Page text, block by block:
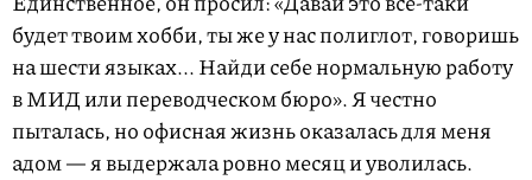
будет твоим хобби, ты же у нас полиглот, говоришь
на шести языках... Найди себе нормальную работу
в МИД или переводческом бюро». Я честно
пыталась, но офисная жизнь оказалась для меня
адом — я выдержала ровно месяц и уволилась.